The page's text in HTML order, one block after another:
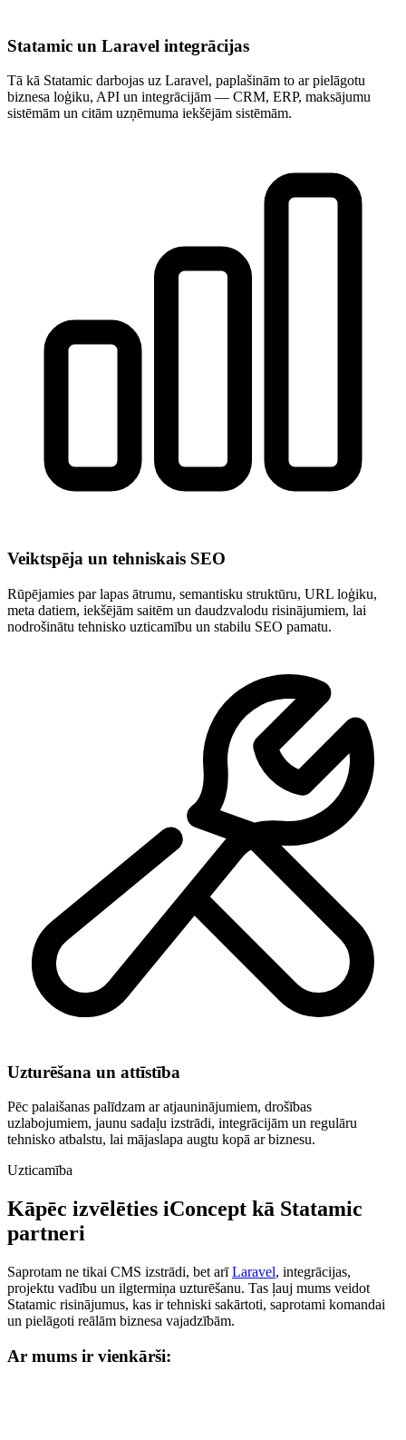
Statamic un Laravel integrācijas
Tā kā Statamic darbojas uz Laravel, paplašinām to ar pielāgotu
biznesa loģiku, API un integrācijām — CRM, ERP, maksājumu
sistēmām un citām uzņēmuma iekšējām sistēmām.
Veiktspēja un tehniskais SEO
Rūpējamies par lapas ātrumu, semantisku struktūru, URL loģiku,
meta datiem, iekšējām saitēm un daudzvalodu risinājumiem, lai
nodrošinātu tehnisko uzticamību un stabilu SEO pamatu.
Uzturēšana un attīstība
Pēc palaišanas palīdzam ar atjauninājumiem, drošības
uzlabojumiem, jaunu sadaļu izstrādi, integrācijām un regulāru
tehnisko atbalstu, lai mājaslapa augtu kopā ar biznesu.
Uzticamība
Kāpēc izvēlēties iConcept kā Statamic
partneri
Saprotam ne tikai CMS izstrādi, bet arīLaravel, integrācijas,
projektu vadību un ilgtermiņa uzturēšanu. Tas ļauj mums veidot
Statamic risinājumus, kas ir tehniski sakārtoti, saprotami komandai
un pielāgoti reālām biznesa vajadzībām.
Ar mums ir vienkārši: